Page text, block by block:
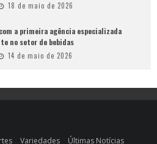
18 de maio de 2026
a primeira agência especializada
no setor de bebidas
14 de maio de 2026
Variedades Últimas Notícias